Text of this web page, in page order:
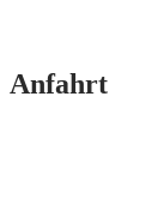
Anfahrt